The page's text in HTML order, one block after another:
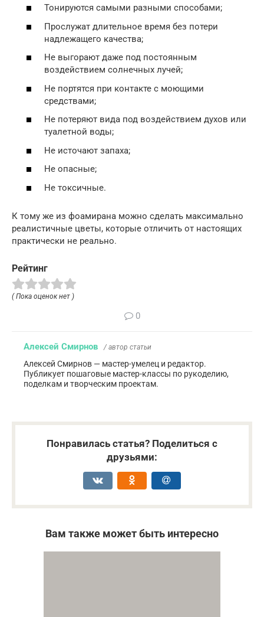
Тонируются самыми разными способами;
Прослужат длительное время без потери
надлежащего качества;
Не выгорают даже под постоянным
воздействием солнечных лучей;
Не портятся при контакте с моющими
средствами;
Не потеряют вида под воздействием духов или
туалетной воды;
Не источают запаха;
Не опасные;
Не токсичные.
К тому же из фоамирана можно сделать максимально
реалистичные цветы, которые отличить от настоящих
практически не реально.
Рейтинг
( Пока оценок нет )
0
Алексей Смирнов / автор статьи
Алексей Смирнов — мастер-умелец и редактор.
Публикует пошаговые мастер-классы по рукоделию,
поделкам и творческим проектам.
Понравилась статья? Поделиться с
друзьями:
Вам также может быть интересно